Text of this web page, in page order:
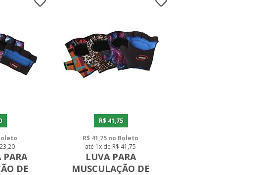
PARA
DE
R$ 41,75
R$ 41,75 no Boleto
até 1x de R$ 41,75
LUVA PARA
MUSCULAÇÃO DE